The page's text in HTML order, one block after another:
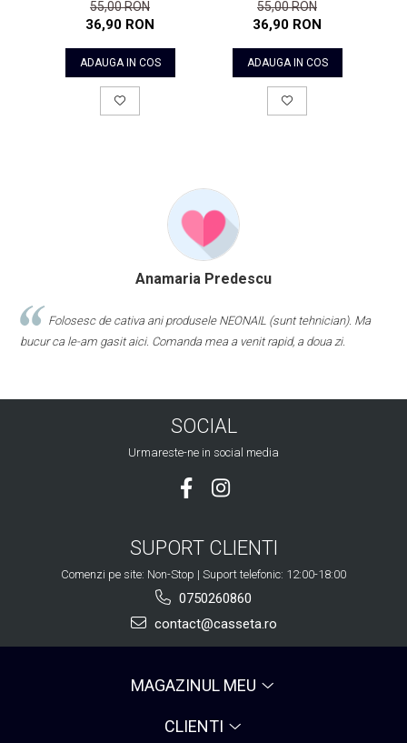
55,00 RON
36,90 RON
ADAUGA IN COS
55,00 RON
36,90 RON
ADAUGA IN COS
Anamaria Predescu
Folosesc de cativa ani produsele NEONAIL (sunt tehnician). Ma
bucur ca le-am gasit aici. Comanda mea a venit rapid, a doua zi.
SOCIAL
Urmareste-ne in social media
SUPORT CLIENTI
Comenzi pe site: Non-Stop | Suport telefonic: 12:00-18:00
0750260860
contact@casseta.ro
MAGAZINUL MEU
CLIENTI